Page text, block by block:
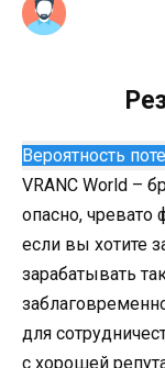
Вероятность
VRANC World –
опасно,
если вы хотите
зарабатывать
для
с хорошей